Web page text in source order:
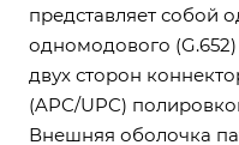
представляет собой
одномодового
двух сторон
(APC/UPC)
Внешняя оболочка